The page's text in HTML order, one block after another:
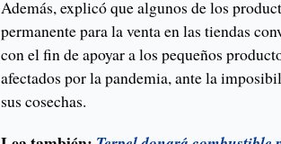
Además, explicó que algunos de los
permanente para la venta en las tiendas
con el fin de apoyar a los pequeños
afectados por la pandemia, ante la
sus cosechas.